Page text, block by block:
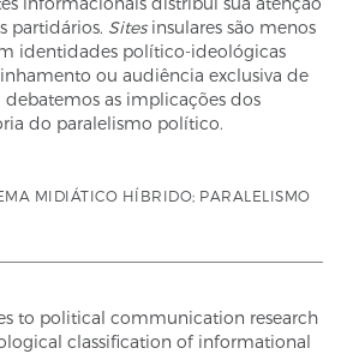
partidários. Sitesinsulares são menos
identidades político-ideológicas
ou audiência exclusiva de
as implicações dos
do paralelismo político.
MIDIÁTICO HÍBRIDO; PARALELISMO
to political communication research
classification of informational